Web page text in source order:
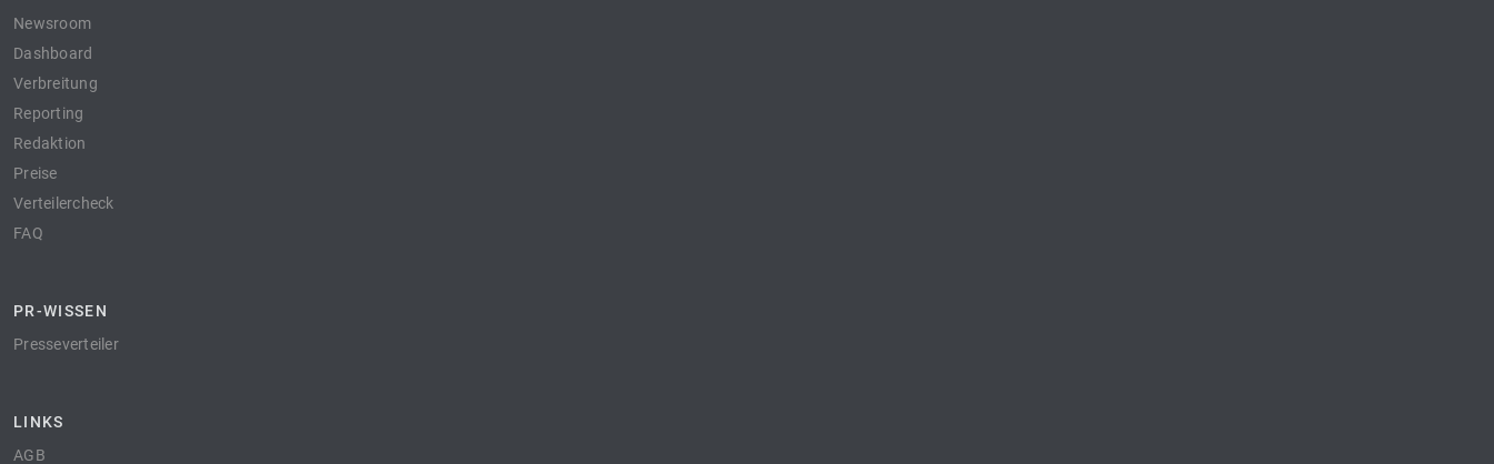
Newsroom
Dashboard
Verbreitung
Reporting
Redaktion
Preise
Verteilercheck
FAQ
PR-WISSEN
Presseverteiler
LINKS
AGB